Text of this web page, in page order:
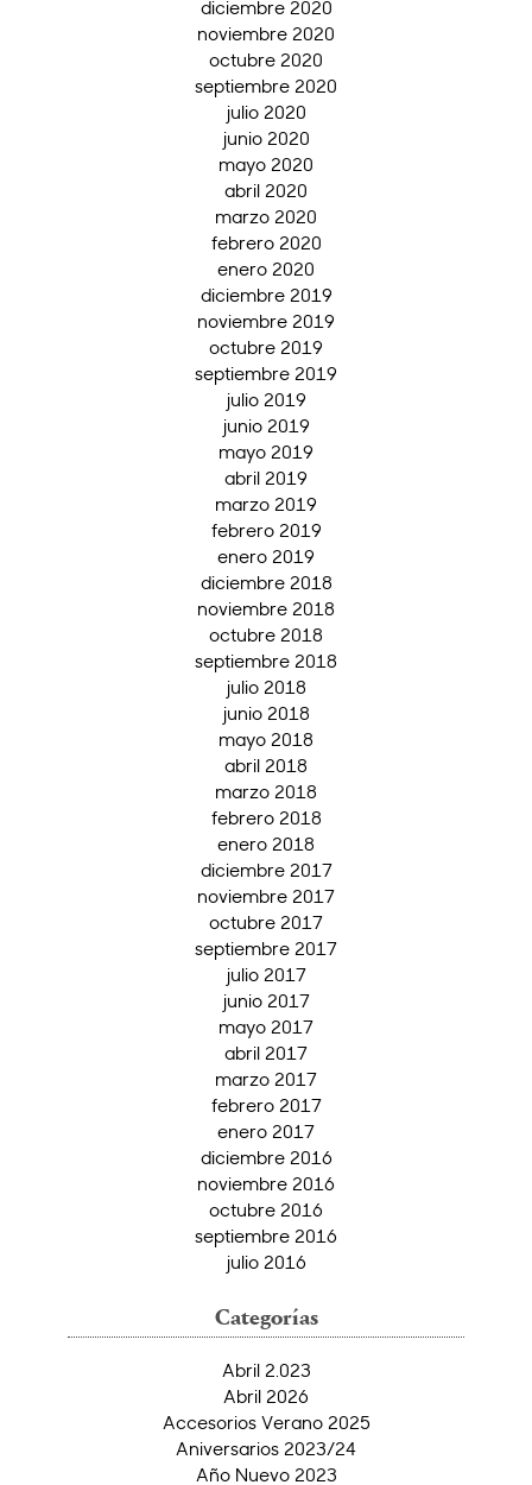
diciembre 2020
noviembre 2020
octubre 2020
septiembre 2020
julio 2020
junio 2020
mayo 2020
abril 2020
marzo 2020
febrero 2020
enero 2020
diciembre 2019
noviembre 2019
octubre 2019
septiembre 2019
julio 2019
junio 2019
mayo 2019
abril 2019
marzo 2019
febrero 2019
enero 2019
diciembre 2018
noviembre 2018
octubre 2018
septiembre 2018
julio 2018
junio 2018
mayo 2018
abril 2018
marzo 2018
febrero 2018
enero 2018
diciembre 2017
noviembre 2017
octubre 2017
septiembre 2017
julio 2017
junio 2017
mayo 2017
abril 2017
marzo 2017
febrero 2017
enero 2017
diciembre 2016
noviembre 2016
octubre 2016
septiembre 2016
julio 2016
Categorías
Abril 2.023
Abril 2026
Accesorios Verano 2025
Aniversarios 2023/24
Año Nuevo 2023